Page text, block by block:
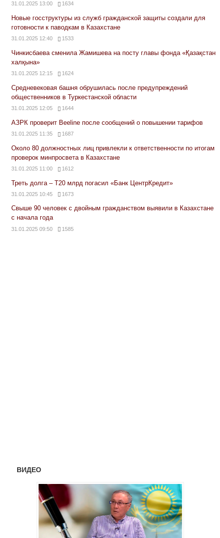
31.01.2025 13:00 1634
Новые госструктуры из служб гражданской защиты создали для
готовности к паводкам в Казахстане
31.01.2025 12:40 1533
Чинкисбаева сменила Жамишева на посту главы фонда «Қазақстан
халқына»
31.01.2025 12:15 1624
Средневековая башня обрушилась после предупреждений
общественников в Туркестанской области
31.01.2025 12:05 1644
АЗРК проверит Beeline после сообщений о повышении тарифов
31.01.2025 11:35 1687
Около 80 должностных лиц привлекли к ответственности по итогам
проверок минпросвета в Казахстане
31.01.2025 11:00 1612
Треть долга – Т20 млрд погасил «Банк ЦентрКредит»
31.01.2025 10:45 1673
Свыше 90 человек с двойным гражданством выявили в Казахстане
с начала года
31.01.2025 09:50 1585
ВИДЕО